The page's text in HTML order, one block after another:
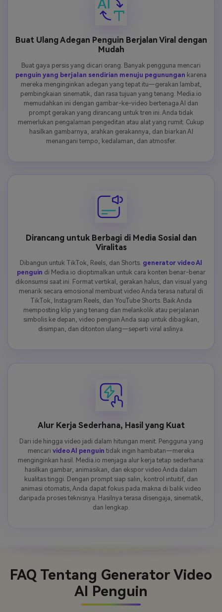
Buat Ulang Adegan Penguin Berjalan Viral dengan
Mudah
Buat gaya persis yang dicari orang. Banyak pengguna mencari
penguin yang berjalan sendirian menuju pegunungan karena
mereka menginginkan adegan yang tepat itu—gerakan lambat,
pembingkaian sinematik, dan rasa tujuan yang tenang. Media.io
memudahkan ini dengan gambar-ke-video bertenaga AI dan
prompt gerakan yang dirancang untuk tren ini. Anda tidak
memerlukan pengalaman pengeditan atau alat yang rumit. Cukup
hasilkan gambarnya, arahkan gerakannya, dan biarkan AI
menangani tempo, kedalaman, dan atmosfer.
Dirancang untuk Berbagi di Media Sosial dan
Viralitas
Dibangun untuk TikTok, Reels, dan Shorts. generator video AI
penguin di Media.io dioptimalkan untuk cara konten benar-benar
dikonsumsi saat ini. Format vertikal, gerakan halus, dan visual yang
menarik secara emosional membuat video Anda terasa natural di
TikTok, Instagram Reels, dan YouTube Shorts. Baik Anda
memposting klip yang tenang dan melankolik atau perjalanan
simbolis ke depan, video penguin Anda siap untuk dibagikan,
disimpan, dan ditonton ulang—seperti viral aslinya.
Alur Kerja Sederhana, Hasil yang Kuat
Dari ide hingga video jadi dalam hitungan menit. Pengguna yang
mencari video AI penguin tidak ingin hambatan—mereka
menginginkan hasil. Media.io menjaga alur kerja tetap sederhana:
hasilkan gambar, animasikan, dan ekspor video Anda dalam
kualitas tinggi. Dengan prompt siap salin, kontrol intuitif, dan
animasi otomatis, Anda dapat fokus pada makna di balik video
daripada proses teknisnya. Hasilnya terasa disengaja, sinematik,
dan lengkap.
FAQ Tentang Generator Video
AI Penguin